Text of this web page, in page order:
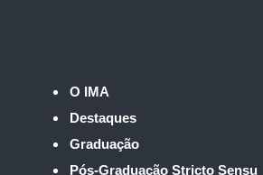
O IMA
Destaques
Graduação
Pós-Graduação Stricto Sensu